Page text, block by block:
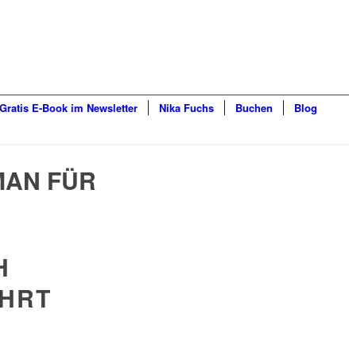
Gratis E-Book im Newsletter Nika Fuchs Buchen Blog
FÜR